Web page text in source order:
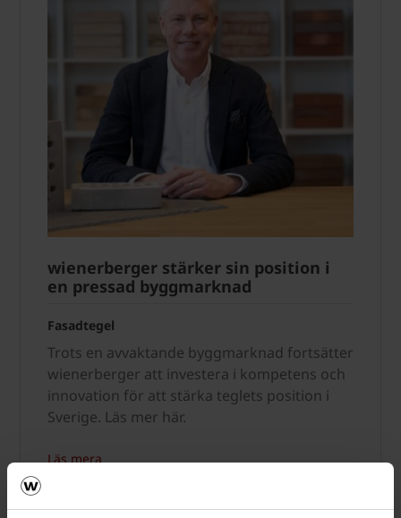
wienerberger stärker sin position i
en pressad byggmarknad
Fasadtegel
Trots en avvaktande byggmarknad fortsätter
wienerberger att investera i kompetens och
innovation för att stärka teglets position i
Sverige. Läs mer här.
Läs mera